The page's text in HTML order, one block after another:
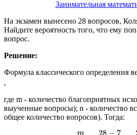
Занимательная
На экзамен вынесено 28 вопросов,
Найдите вероятность того, что ему
вопрос.
Решение:
Формула классического определения
,
где m - количество благоприятных
выученные вопросы); n - количество
общее количество вопросов). Тогда:
=m 28− 28=